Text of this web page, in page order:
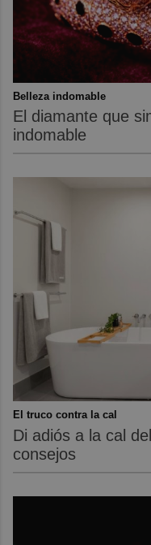
Belleza indomable
El diamante que
indomable
El truco contra la cal
Di adiós a la cal
consejos